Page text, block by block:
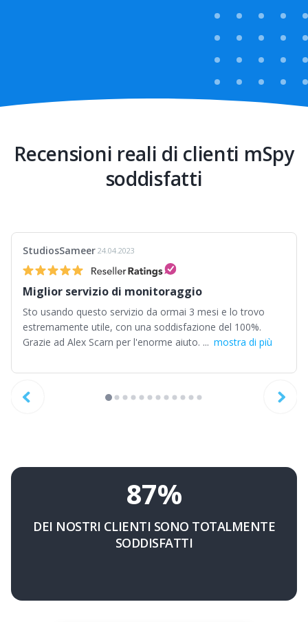
Recensioni reali di clienti mSpy
soddisfatti
StudiosSameer 24.04.2023
Miglior servizio di monitoraggio
Sto usando questo servizio da ormai 3 mesi e lo trovo
estremamente utile, con una soddisfazione del 100%.
Grazie ad Alex Scarn per l'enorme aiuto. ... mostra di più
87%
DEI NOSTRI CLIENTI SONO TOTALMENTE
SODDISFATTI